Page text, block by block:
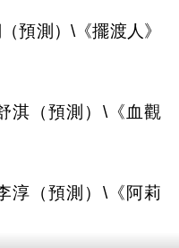
預測）\《擺渡人》
淇（預測）\《血觀
淳（預測）\《阿莉